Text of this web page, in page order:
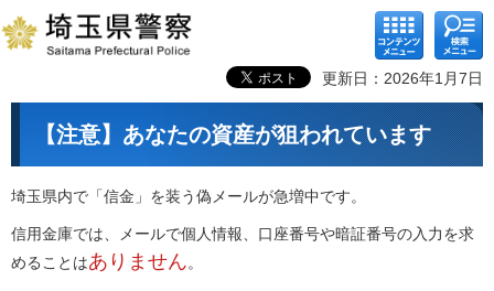
コンテ
ンツメ
ニュー
検索メ
ニュー
更新日：2026年1月7日
【注意】あなたの資産が狙われています
埼玉県内で「信金」を装う偽メールが急増中です。
信用金庫では、メールで個人情報、口座番号や暗証番号の入力を求
めることはありません。